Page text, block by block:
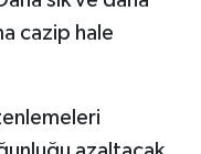
cazip hale